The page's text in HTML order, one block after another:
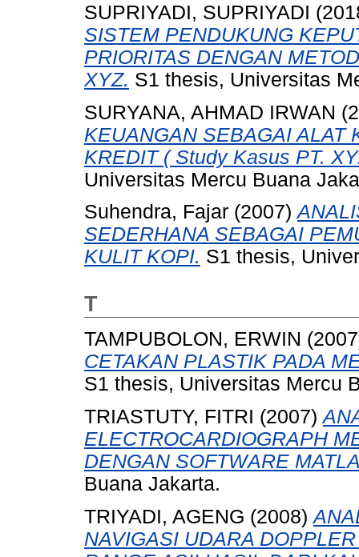
SUPRIYADI, SUPRIYADI
SISTEM PENDUKUNG
PRIORITAS DENGAN
XYZ. S1 thesis, Universitas
SURYANA, AHMAD IRWAN
KEUANGAN SEBAGAI ALAT
KREDIT ( Study Kasus PT.
Universitas Mercu Buana
Suhendra, Fajar (2007)
SEDERHANA SEBAGAI
KULIT KOPI. S1 thesis,
T
TAMPUBOLON, ERWIN
CETAKAN PLASTIK PADA
S1 thesis, Universitas Mercu
TRIASTUTY, FITRI (2007)
ELECTROCARDIOGRAPH
DENGAN SOFTWARE
Buana Jakarta.
TRIYADI, AGENG (2008)
NAVIGASI UDARA